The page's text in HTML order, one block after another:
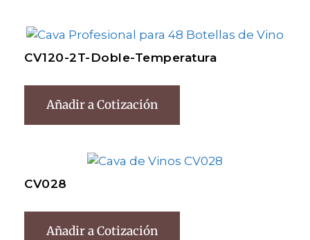
CV120-2T-Doble-Temperatura
Añadir a Cotización
CV028
Añadir a Cotización